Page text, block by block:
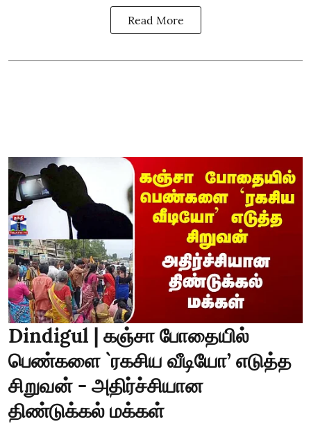
Read More
Dindigul | கஞ்சா போதையில்
பெண்களை `ரகசிய வீடியோ’ எடுத்த
சிறுவன் - அதிர்ச்சியான
திண்டுக்கல் மக்கள்